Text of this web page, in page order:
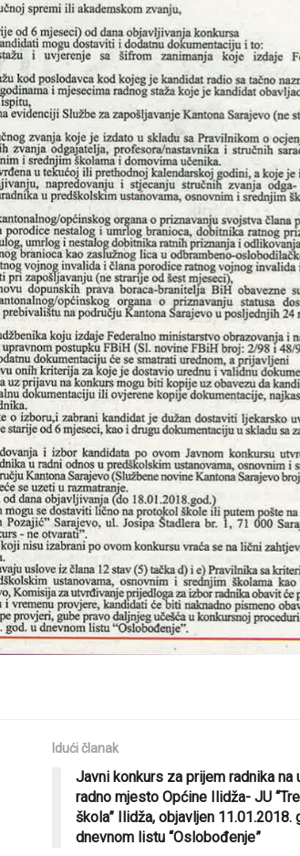
Idući članak
Javni konkurs za prijem radnika na
radno mjesto Općine Ilidža- JU
škola” Ilidža, objavljen 11.01.2018.
dnevnom listu “Oslobođenje”